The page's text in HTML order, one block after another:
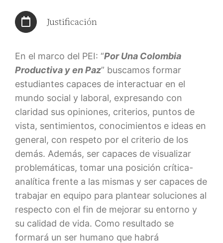
Justificación
En el marco del PEI: “Por Una Colombia
Productiva y en Paz” buscamos formar
estudiantes capaces de interactuar en el
mundo social y laboral, expresando con
claridad sus opiniones, criterios, puntos de
vista, sentimientos, conocimientos e ideas en
general, con respeto por el criterio de los
demás. Además, ser capaces de visualizar
problemáticas, tomar una posición crítica-
analítica frente a las mismas y ser capaces de
trabajar en equipo para plantear soluciones al
respecto con el fin de mejorar su entorno y
su calidad de vida. Como resultado se
formará un ser humano que habrá